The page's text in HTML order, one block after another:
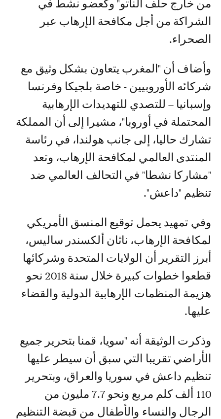
من خارج حلف الناتو" وكعضو نشط في
الشراكة من أجل مكافحة الإرهاب عبر
الصحراء.
وأضاف أن "المغرب يتعاون بشكل وثيق مع
شركائه الأوروبيين - خاصة بلجيكا وفرنسا
وإسبانيا – للتصدي للتهديدات الإرهابية
المحتملة في أوروبا"، مشيرا إلى أن المملكة
تشارك حاليا، إلى جانب هولندا، في رئاسة
المنتدى العالمي لمكافحة الإرهاب، وتعد
"مشاركا نشطا" في التحالف العالمي ضد
تنظيم "داعش".
وفي تمهيد يحمل توقيع المنسق الأمريكي
لمكافحة الإرهاب، ناثان ألكسندر ساليس،
أبرز التقرير أن الولايات المتحدة وشركائها
قطعوا خطوات كبيرة خلال سنة 2018 نحو
هزيمة المنظمات الإرهابية الدولية والقضاء
عليها.
وذكرت الوثيقة أنه "سويا، قمنا بتحرير جميع
الأراضي تقريبا التي سبق أن سيطر عليها
تنظيم داعش في سوريا والعراق، وبتحرير
110 ألف كلم مربع ونحو 7.7 مليون من
الرجال والنساء والأطفال من قبضة التنظيم